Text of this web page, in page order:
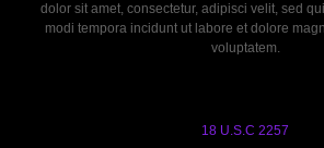
dolor sit amet, consectetur, adipisci velit, sed
modi tempora incidunt ut labore et dolore
voluptatem.
18 U.S.C 2257